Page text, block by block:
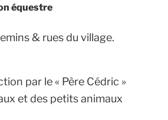
équestre
& rues du village.
par le « Père Cédric »
et des petits animaux